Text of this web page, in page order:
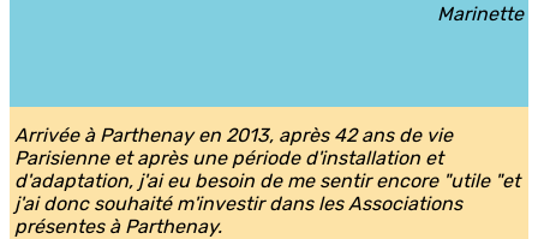
Marinette
Arrivée à Parthenay en 2013, après 42 ans de vie
Parisienne et après une période d'installation et
d'adaptation, j'ai eu besoin de me sentir encore "utile "et
j'ai donc souhaité m'investir dans les Associations
présentes à Parthenay.